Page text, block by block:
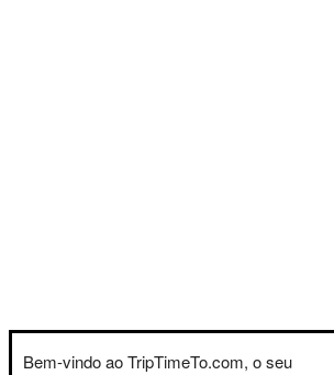
Bem-vindo ao TripTimeTo.com, o seu